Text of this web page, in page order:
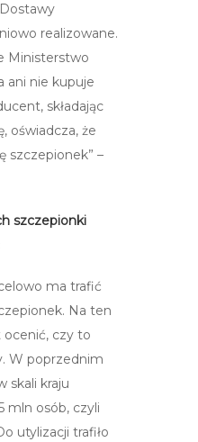
realizowane.
Ministerstwo
ani nie kupuje
składając
oświadcza, że
szczepionek” –
szczepionki
ma trafić
Na ten
czy to
W poprzednim
skali kraju
mln osób, czyli
utylizacji trafiło